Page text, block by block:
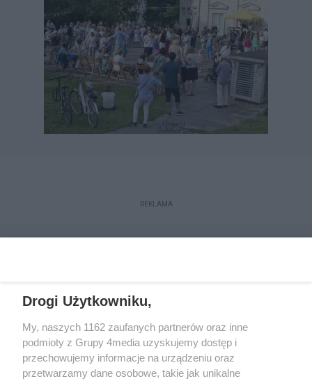
REKLAMA
Reklama Kontakt Regulamin Dystrybucja
Drogi Użytkowniku,
My, naszych 1162 zaufanych partnerów oraz inne
podmioty z Grupy 4media uzyskujemy dostęp i
przechowujemy informacje na urządzeniu oraz
przetwarzamy dane osobowe, takie jak unikalne